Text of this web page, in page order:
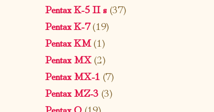
Pentax K-5 II s(37)
Pentax K-7(19)
Pentax KM(1)
Pentax MX(2)
Pentax MX-1 (7)
Pentax MZ-3 (3)
Pentax Q(19)